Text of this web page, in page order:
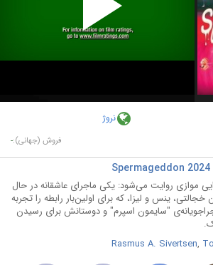
نروژ
فروش (جهانی):-
موازی روایت می‌شود: یکی ماجرای عاشقانه در حال
ینس و لیزا، که برای اولین‌بار رابطه را تجربه
"سایمون اسپرم" و دوستانش برای رسیدن
Rasmus A. Sivertsen,